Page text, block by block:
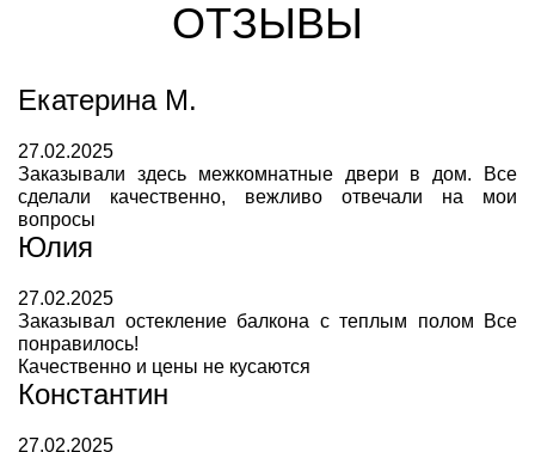
ОТЗЫВЫ
Екатерина М.
27.02.2025
Заказывали здесь межкомнатные двери в дом. Все
сделали качественно, вежливо отвечали на мои
вопросы
Юлия
27.02.2025
Заказывал остекление балкона с теплым полом Все
понравилось!
Качественно и цены не кусаются
Константин
27.02.2025